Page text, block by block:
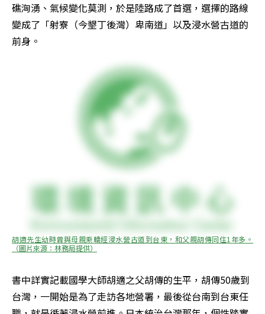
礁洶湧、氣候變化莫測，於是陸路成了首選，選擇的路線
變成了「射寮（今墾丁後灣）卑南道」以及浸水營古道的
前身。
胡適先生幼時曾與母親乘轎經浸水營古道到台東，和父親胡傳同住1年多。
（圖片來源：林務局提供）
書中詳實記載國學大師胡適之父胡傳的生平，胡傳50歲到
台灣，一開始是為了走訪各地營署，最後從台南到台東任